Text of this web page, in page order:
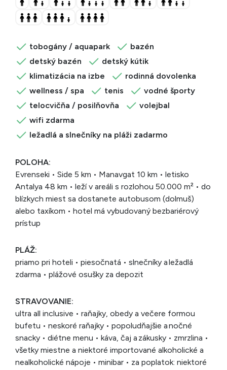
tobogány / aquapark
bazén
detský bazén
detský kútik
klimatizácia na izbe
rodinná dovolenka
wellness / spa
tenis
vodné športy
telocvičňa / posilňovňa
volejbal
wifi zdarma
ležadlá a slnečníky na pláži zadarmo
POLOHA:
Evrenseki • Side 5 km • Manavgat 10 km • letisko
Antalya 48 km • leží v areáli s rozlohou 50.000 m² • do
blízkych miest sa dostanete autobusom (dolmuš)
alebo taxíkom • hotel má vybudovaný bezbariérový
prístup
PLÁŽ:
priamo pri hoteli • piesočnatá • slnečníky a ležadlá
zdarma • plážové osušky za depozit
STRAVOVANIE:
ultra all inclusive • raňajky, obedy a večere formou
bufetu • neskoré raňajky • popoludňajšie a nočné
snacky • diétne menu • káva, čaj a zákusky • zmrzlina •
všetky miestne a niektoré importované alkoholické a
nealkoholické nápoje • minibar • za poplatok: niektoré